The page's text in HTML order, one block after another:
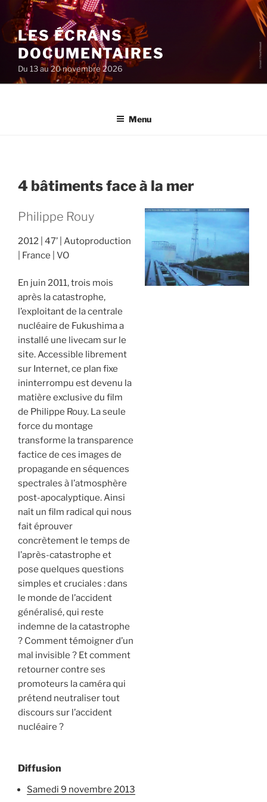
au
contenu
principal
LES ÉCRANS
DOCUMENTAIRES
Du 13 au 20 novembre 2026
Menu
4 bâtiments face à la mer
Philippe Rouy
2012 47’
Autoproduction
France
VO
En juin 2011, trois mois
après la catastrophe,
l’exploitant de la centrale
nucléaire de Fukushima a
installé une livecam sur le
site. Accessible librement
sur Internet, ce plan fixe
ininterrompu est devenu la
matière exclusive du film
de Philippe Rouy. La seule
force du montage
transforme la transparence
factice de ces images de
propagande en séquences
spectrales à l’atmosphère
post-apocalyptique. Ainsi
naît un film radical qui nous
fait éprouver
concrètement le temps de
l’après-catastrophe et
pose quelques questions
simples et cruciales : dans
le monde de l’accident
généralisé, qui reste
indemne de la catastrophe
? Comment témoigner d’un
mal invisible ? Et comment
retourner contre ses
promoteurs la caméra qui
prétend neutraliser tout
discours sur l’accident
nucléaire ?
Diffusion
samedi 9 novembre 2013